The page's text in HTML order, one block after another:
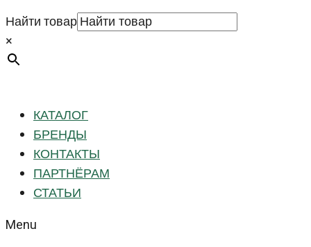
Найти товар
×
КАТАЛОГ
БРЕНДЫ
КОНТАКТЫ
ПАРТНЁРАМ
СТАТЬИ
Menu